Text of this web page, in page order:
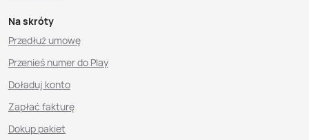
Na skróty
Przedłuż umowę
Przenieś numer do Play
Doładuj konto
Zapłać fakturę
Dokup pakiet